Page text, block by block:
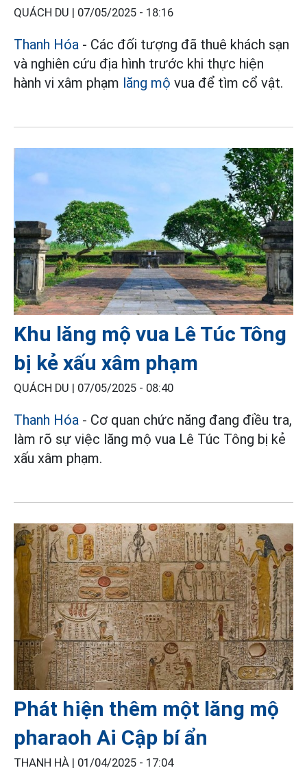
QUÁCH DU | 07/05/2025 - 18:16
Thanh Hóa - Các đối tượng đã thuê khách sạn
và nghiên cứu địa hình trước khi thực hiện
hành vi xâm phạm lăng mộ vua để tìm cổ vật.
Khu lăng mộ vua Lê Túc Tông
bị kẻ xấu xâm phạm
QUÁCH DU | 07/05/2025 - 08:40
Thanh Hóa - Cơ quan chức năng đang điều tra,
làm rõ sự việc lăng mộ vua Lê Túc Tông bị kẻ
xấu xâm phạm.
Phát hiện thêm một lăng mộ
pharaoh Ai Cập bí ẩn
THANH HÀ | 01/04/2025 - 17:04